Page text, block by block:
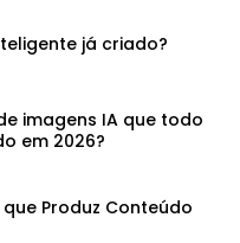
já criado?
imagens IA que todo
em 2026?
Produz Conteúdo